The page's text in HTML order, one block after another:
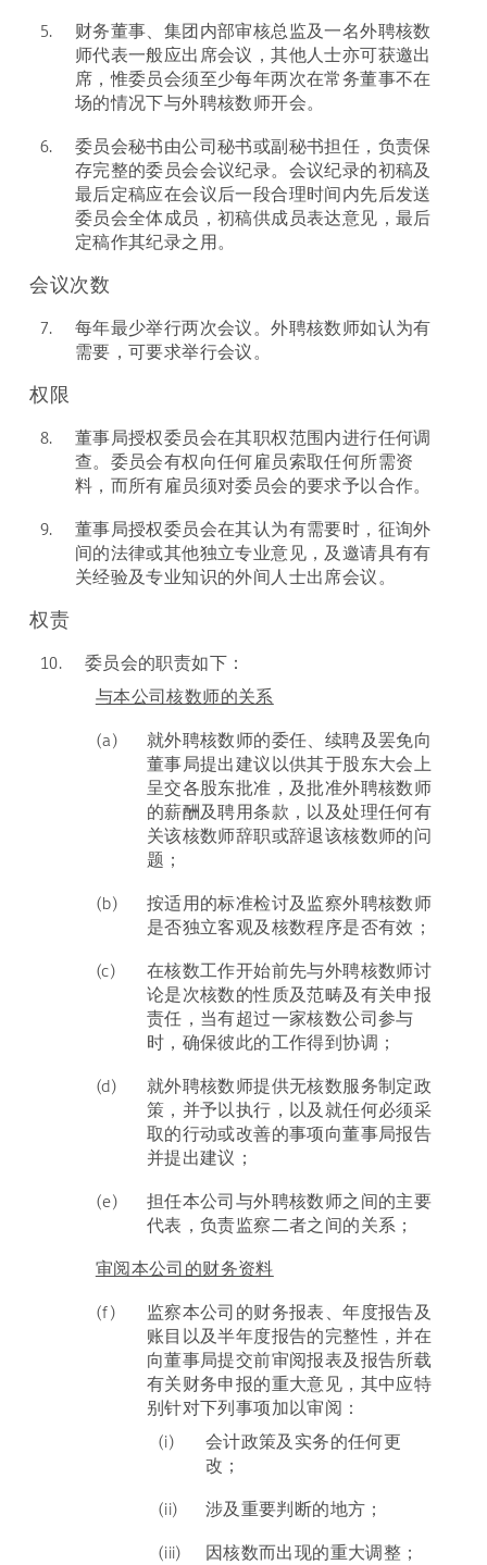
5.
财务董事、集团内部审核总监及一名外聘核数
师代表一般应出席会议，其他人士亦可获邀出
席，惟委员会须至少每年两次在常务董事不在
场的情况下与外聘核数师开会。
6.
委员会秘书由公司秘书或副秘书担任，负责保
存完整的委员会会议纪录。会议纪录的初稿及
最后定稿应在会议后一段合理时间内先后发送
委员会全体成员，初稿供成员表达意见，最后
定稿作其纪录之用。
会议次数
7.
每年最少举行两次会议。外聘核数师如认为有
需要，可要求举行会议。
权限
8.
董事局授权委员会在其职权范围内进行任何调
查。委员会有权向任何雇员索取任何所需资
料，而所有雇员须对委员会的要求予以合作。
9.
董事局授权委员会在其认为有需要时，征询外
间的法律或其他独立专业意见，及邀请具有有
关经验及专业知识的外间人士出席会议。
权责
10.
委员会的职责如下：
与本公司核数师的关系
(a)
就外聘核数师的委任、续聘及罢免向
董事局提出建议以供其于股东大会上
呈交各股东批准，及批准外聘核数师
的薪酬及聘用条款，以及处理任何有
关该核数师辞职或辞退该核数师的问
题；
(b)
按适用的标准检讨及监察外聘核数师
是否独立客观及核数程序是否有效；
(c)
在核数工作开始前先与外聘核数师讨
论是次核数的性质及范畴及有关申报
责任，当有超过一家核数公司参与
时，确保彼此的工作得到协调；
(d)
就外聘核数师提供无核数服务制定政
策，并予以执行，以及就任何必须采
取的行动或改善的事项向董事局报告
并提出建议；
(e)
担任本公司与外聘核数师之间的主要
代表，负责监察二者之间的关系；
审阅本公司的财务资料
(f)
监察本公司的财务报表、年度报告及
账目以及半年度报告的完整性，并在
向董事局提交前审阅报表及报告所载
有关财务申报的重大意见，其中应特
别针对下列事项加以审阅：
(i)
会计政策及实务的任何更
改；
(ii) 涉及重要判断的地方；
(iii) 因核数而出现的重大调整；